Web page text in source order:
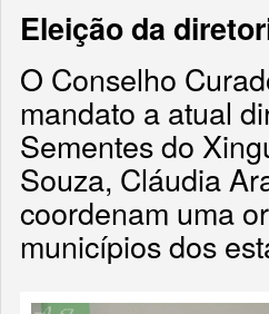
Eleição da
O Conselho
mandato a atual
Sementes do
Souza, Cláudia
coordenam uma
municípios dos